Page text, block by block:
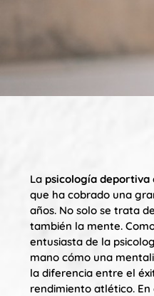
La psicología deportiva
que ha cobrado una
años. No solo se trata
también la mente.
entusiasta de la
mano cómo una
la diferencia entre el
rendimiento atlético.